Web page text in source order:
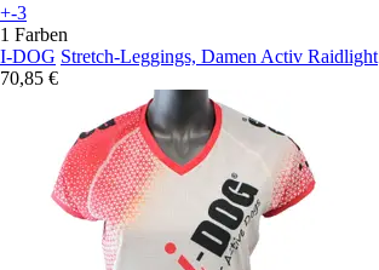
+-3
1 Farben
I-DOG Stretch-Leggings, Damen Activ Raidlight
70,85 €